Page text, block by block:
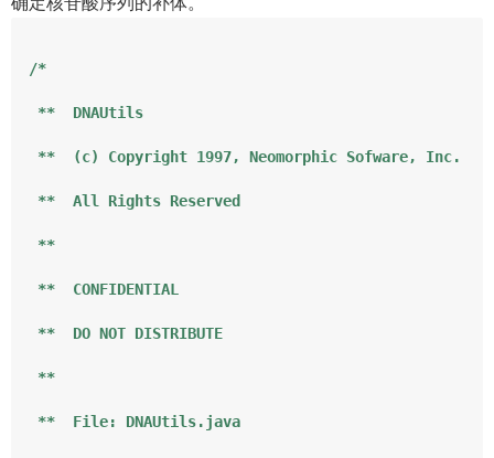
/*
**  DNAUtils
**  (c) Copyright 1997, Neomorphic Sofware, Inc.
**  All Rights Reserved
**
**  CONFIDENTIAL
**  DO NOT DISTRIBUTE
**
**  File: DNAUtils.java